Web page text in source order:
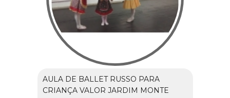
AULA DE BALLET RUSSO PARA
CRIANÇA VALOR JARDIM MONTE